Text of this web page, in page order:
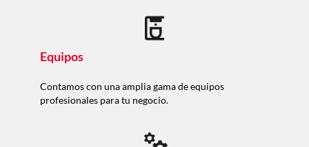
Equipos
Contamos con una amplia gama de equipos
profesionales para tu negocio.